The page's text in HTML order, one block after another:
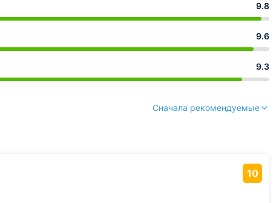
9.8
9.6
9.3
Сначала рекомендуемые
10